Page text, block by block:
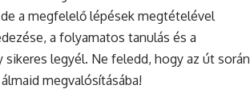
a megfelelő lépések megtételével
a folyamatos tanulás és a
legyél. Ne feledd, hogy az út során
megvalósításába!